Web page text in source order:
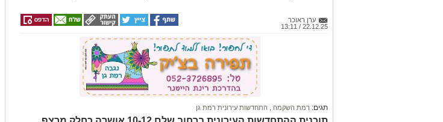
התחדשות עירונית רמת גן
תוכנית ההתחדשות העירונית ברחוב שלם 10-12 אושרה כחלק מרצף
תוכניות להתחדשות לאורך הרחוב